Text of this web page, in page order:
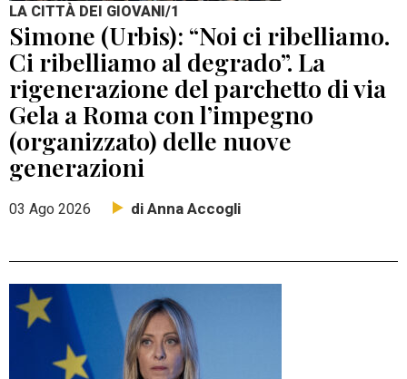
LA CITTÀ DEI GIOVANI/1
Simone (Urbis): “Noi ci ribelliamo.
Ci ribelliamo al degrado”. La
rigenerazione del parchetto di via
Gela a Roma con l’impegno
(organizzato) delle nuove
generazioni
03 Ago 2026 di Anna Accogli